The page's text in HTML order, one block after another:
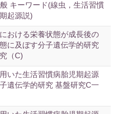
般 キーワード(線虫，生活習慣
起源説)
おける栄養状態が成長後の
に及ぼす分子遺伝学的研究
（C)
いた生活習慣病胎児期起源
遺伝学的研究 基盤研究C一